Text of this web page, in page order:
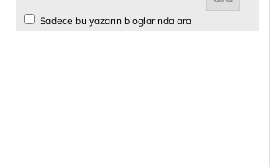
Sadece bu yazarın bloglarında ara